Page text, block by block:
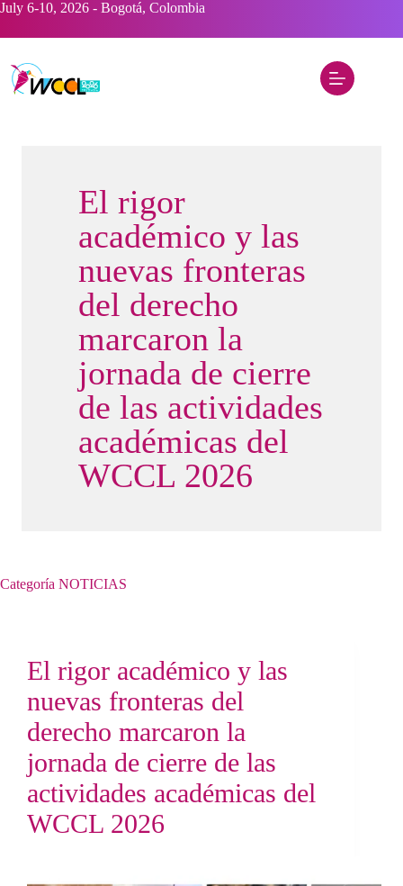
Saltar
contenido
July 6-10, 2026 - Bogotá, Colombia
El rigor
académico y las
nuevas fronteras
del derecho
marcaron la
jornada de cierre
de las actividades
académicas del
WCCL 2026
Categoría NOTICIAS
El rigor académico y las
nuevas fronteras del
derecho marcaron la
jornada de cierre de las
actividades académicas del
WCCL 2026